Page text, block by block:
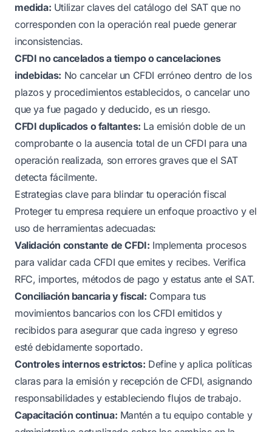
medida: Utilizar claves del catálogo del SAT que no
corresponden con la operación real puede generar
inconsistencias.
CFDI no cancelados a tiempo o cancelaciones
indebidas: No cancelar un CFDI erróneo dentro de los
plazos y procedimientos establecidos, o cancelar uno
que ya fue pagado y deducido, es un riesgo.
CFDI duplicados o faltantes: La emisión doble de un
comprobante o la ausencia total de un CFDI para una
operación realizada, son errores graves que el SAT
detecta fácilmente.
Estrategias clave para blindar tu operación fiscal
Proteger tu empresa requiere un enfoque proactivo y el
uso de herramientas adecuadas:
Validación constante de CFDI: Implementa procesos
para validar cada CFDI que emites y recibes. Verifica
RFC, importes, métodos de pago y estatus ante el SAT.
Conciliación bancaria y fiscal: Compara tus
movimientos bancarios con los CFDI emitidos y
recibidos para asegurar que cada ingreso y egreso
esté debidamente soportado.
Controles internos estrictos: Define y aplica políticas
claras para la emisión y recepción de CFDI, asignando
responsabilidades y estableciendo flujos de trabajo.
Capacitación continua: Mantén a tu equipo contable y